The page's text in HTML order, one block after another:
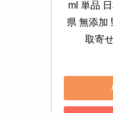
ml 単品
県 無添加
取寄